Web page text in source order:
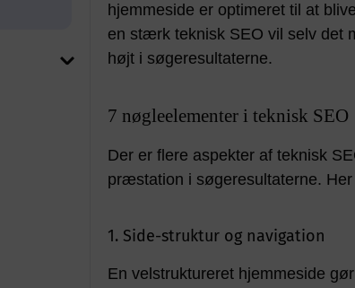
hjemmeside er optimeret til at
en stærk teknisk SEO vil selv det
højt i søgeresultaterne.
7 nøgleelementer i teknisk SEO
Der er flere aspekter af teknisk
præstation i søgeresultaterne.
1. Side-struktur og navigation
En velstruktureret hjemmeside